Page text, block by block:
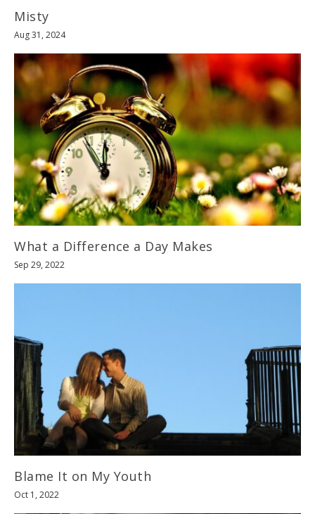
Misty
Aug 31, 2024
What a Difference a Day Makes
Sep 29, 2022
Blame It on My Youth
Oct 1, 2022